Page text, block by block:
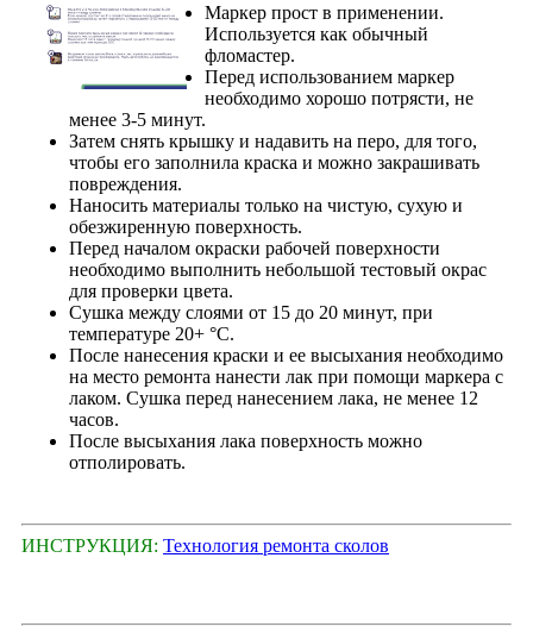
Маркер прост в применении.
Используется как обычный
фломастер.
Перед использованием маркер
необходимо хорошо потрясти, не
менее 3-5 минут.
Затем снять крышку и надавить на перо, для того,
чтобы его заполнила краска и можно закрашивать
повреждения.
Наносить материалы только на чистую, сухую и
обезжиренную поверхность.
Перед началом окраски рабочей поверхности
необходимо выполнить небольшой тестовый окрас
для проверки цвета.
Сушка между слоями от 15 до 20 минут, при
температуре 20+ °С.
После нанесения краски и ее высыхания необходимо
на место ремонта нанести лак при помощи маркера с
лаком. Сушка перед нанесением лака, не менее 12
часов.
После высыхания лака поверхность можно
отполировать.
ИНСТРУКЦИЯ: Технология ремонта сколов